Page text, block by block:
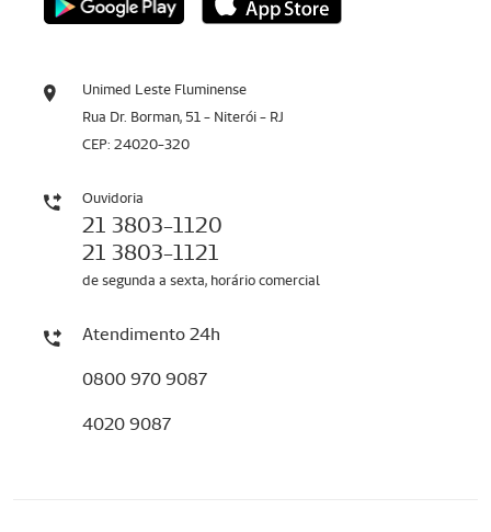
Unimed Leste Fluminense
Rua Dr. Borman, 51 - Niterói - RJ
CEP: 24020-320
Ouvidoria
21 3803-1120
21 3803-1121
de segunda a sexta, horário comercial
Atendimento 24h
0800 970 9087
4020 9087